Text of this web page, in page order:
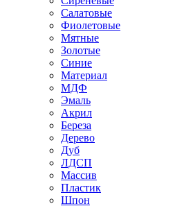
Салатовые
Фиолетовые
Мятные
Золотые
Синие
Материал
МДФ
Эмаль
Акрил
Береза
Дерево
Дуб
ЛДСП
Массив
Пластик
Шпон